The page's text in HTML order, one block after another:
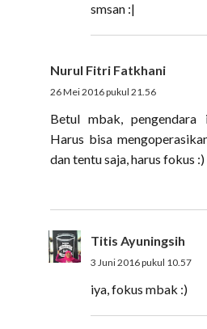
smsan :|
Nurul Fitri Fatkhani
26 Mei 2016 pukul 21.56
Betul mbak, pengendara
Harus bisa
dan tentu saja, harus fokus :)
Titis Ayuningsih
3 Juni 2016 pukul 10.57
iya, fokus mbak :)